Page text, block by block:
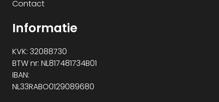
Contact
Informatie
KVK: 32088730
BTW nr: NL817481734B01
IBAN:
NL33RABO0129089680